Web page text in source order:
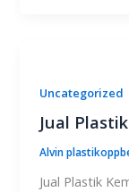
Uncategorized
Jual
Alvin
Jual Plastik